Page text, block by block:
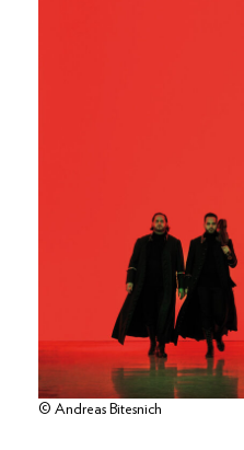
© Andreas Bitesnich